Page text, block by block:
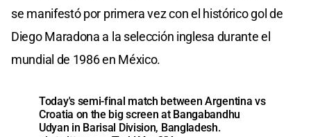
se manifestó por primera vez con el histórico gol de
Diego Maradona a la selección inglesa durante el
mundial de 1986 en México.
Today's semi-final match between Argentina vs
Croatia on the big screen at Bangabandhu
Udyan in Barisal Division, Bangladesh.